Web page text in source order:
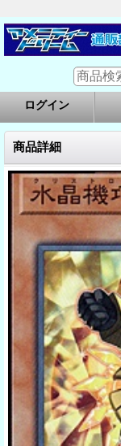
ログイン
商品詳細